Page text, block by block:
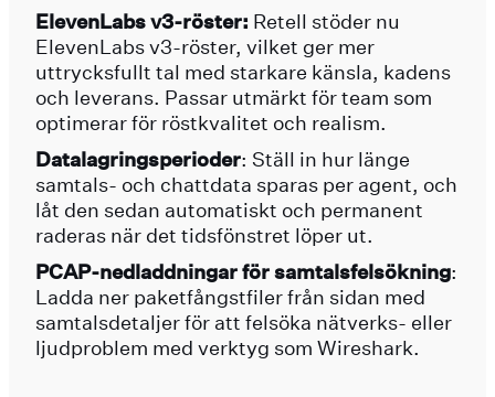
ElevenLabs v3-röster: Retell stöder nu
ElevenLabs v3-röster, vilket ger mer
uttrycksfullt tal med starkare känsla, kadens
och leverans. Passar utmärkt för team som
optimerar för röstkvalitet och realism.
Datalagringsperioder: Ställ in hur länge
samtals- och chattdata sparas per agent, och
låt den sedan automatiskt och permanent
raderas när det tidsfönstret löper ut.
PCAP-nedladdningar för samtalsfelsökning:
Ladda ner paketfångstfiler från sidan med
samtalsdetaljer för att felsöka nätverks- eller
ljudproblem med verktyg som Wireshark.